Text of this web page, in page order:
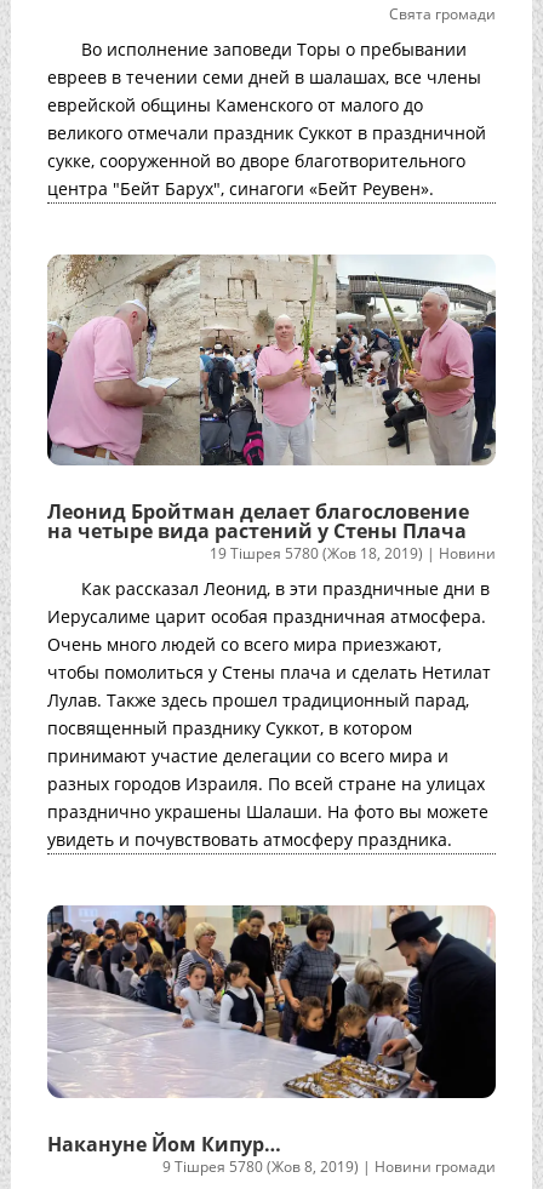
Свята громади
Во исполнение заповеди Торы о пребывании
евреев в течении семи дней в шалашах, все члены
еврейской общины Каменского от малого до
великого отмечали праздник Суккот в праздничной
сукке, сооруженной во дворе благотворительного
центра "Бейт Барух", синагоги «Бейт Реувен».
Леонид Бройтман делает благословение
на четыре вида растений у Стены Плача
19 Тішрея 5780 (Жов 18, 2019) | Новини
Как рассказал Леонид, в эти праздничные дни в
Иерусалиме царит особая праздничная атмосфера.
Очень много людей со всего мира приезжают,
чтобы помолиться у Стены плача и сделать Нетилат
Лулав. Также здесь прошел традиционный парад,
посвященный празднику Суккот, в котором
принимают участие делегации со всего мира и
разных городов Израиля. По всей стране на улицах
празднично украшены Шалаши. На фото вы можете
увидеть и почувствовать атмосферу праздника.
Накануне Йом Кипур…
9 Тішрея 5780 (Жов 8, 2019) | Новини громади